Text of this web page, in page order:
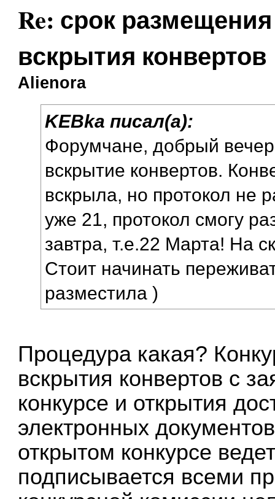
Re: срок
вскрытия конвертов
Alienora
KEBka писал(а):
Форумчане, добрый
вскрытие конвертов.
вскрыла, но протокол не
уже 21, протокол смогу
завтра, т.е.22 Марта! На
Стоит начинать
разместила )
Процедура какая?
вскрытия конвертов с
конкурсе и открытия
электронных
открытом конкурсе
подписывается всеми